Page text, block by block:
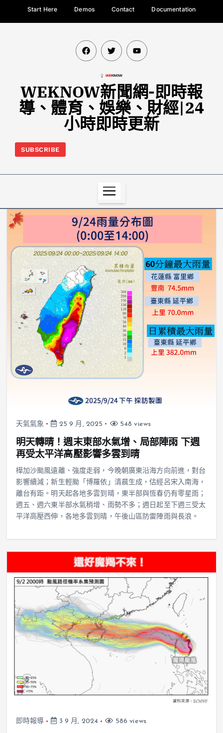
Start Here Demos Contact Documentation
WEKNOW新聞網-即時報
導、體育、娛樂、財經|24
小時即時更新
SUBSCRIBE
天氣氣象 25 9 月, 2025 548 views
明天轉晴！週末東部水氣增、局部陣雨 下週
再受太平洋高壓影響多雲到晴
樺加沙颱風遠離、強度走弱，今晚朝廣東沿海方向前進，對台
影響續減；新生輕颱「博羅依」清晨生成，估經呂宋入南海，
離台有距。明天起各地多雲到晴，東半部與恆春仍有零星雨；
週五、週六東半部水氣稍增、雨勢不多；週日起至下週三受太
平洋高壓西伸，各地多雲到晴，午後山區防雷陣雨與長浪。
即時報導 3 9 月, 2024 586 views